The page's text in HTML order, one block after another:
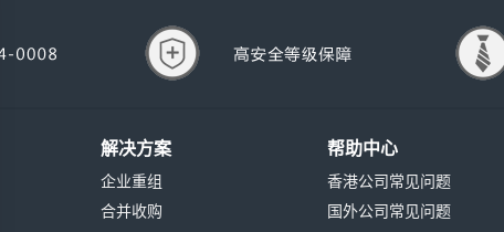
解决方案
企业重组
合并收购
帮助中心
香港公司常见问题
国外公司常见问题